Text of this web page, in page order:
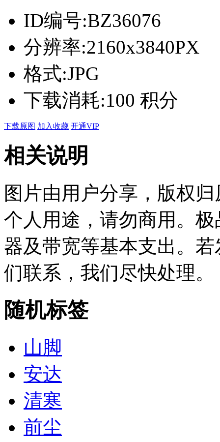
ID编号:BZ36076
分辨率:2160x3840PX
格式:JPG
下载消耗:100 积分
下载原图 加入收藏 开通VIP
相关说明
图片由用户分享，版权
个人用途，请勿商用。
器及带宽等基本支出。
们联系，我们尽快处理。
随机标签
山脚
安达
清寒
前尘